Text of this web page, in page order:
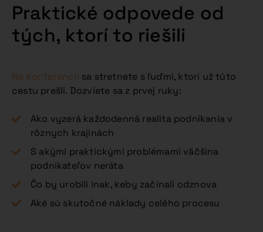
Praktické odpovede od
tých, ktorí to riešili
Na konferencii sa stretnete s ľuďmi, ktorí už túto
cestu prešli. Dozviete sa z prvej ruky:
Ako vyzerá každodenná realita podnikania v
rôznych krajinách
S akými praktickými problémami väčšina
podnikateľov neráta
Čo by urobili inak, keby začínali odznova
Aké sú skutočné náklady celého procesu